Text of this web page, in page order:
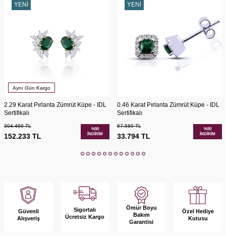
YENI
Aynı Gün Kargo
2.29 Karat Pırlanta Zümrüt Küpe - IDL
Sertifikalı
304.466TL
152.233 TL
%50
İNDIRIM
YENI
0.46 Karat Pırlanta Zümrüt Küpe - IDL
Sertifikalı
67.589TL
33.794TL
%50
İNDIRIM
Güvenli
Alışveriş
Sigortalı
Ücretsiz Kargo
Ömür Boyu
Bakım
Garantisi
Özel Hediye
Kutusu